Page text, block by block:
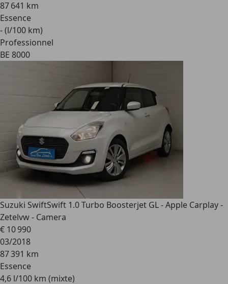
87 641 km
Essence
- (l/100 km)
Professionnel
BE 8000
Suzuki SwiftSwift 1.0 Turbo Boosterjet GL - Apple Carplay -
Zetelvw - Camera
€ 10 990
03/2018
87 391 km
Essence
4,6 l/100 km (mixte)